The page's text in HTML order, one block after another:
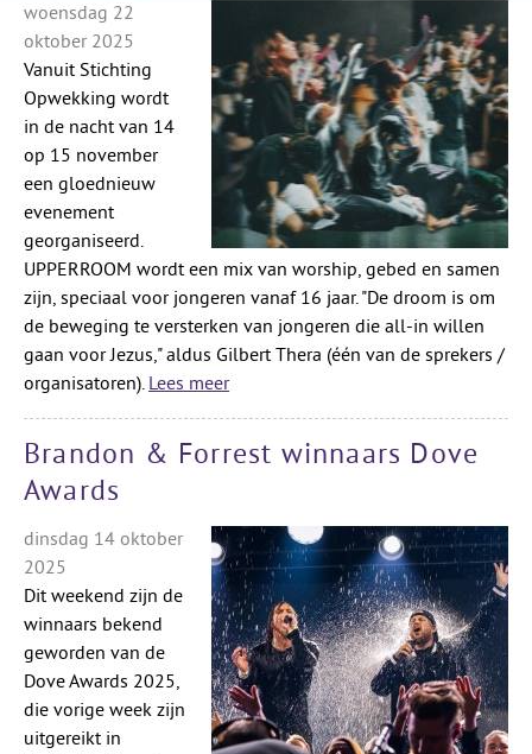
woensdag 22
oktober 2025
Vanuit Stichting
Opwekking wordt
in de nacht van 14
op 15 november
een gloednieuw
evenement
georganiseerd.
UPPERROOM wordt een mix van worship, gebed en samen
zijn, speciaal voor jongeren vanaf 16 jaar. "De droom is om
de beweging te versterken van jongeren die all-in willen
gaan voor Jezus," aldus Gilbert Thera (één van de sprekers /
organisatoren). Lees meer
Brandon & Forrest winnaars Dove
Awards
dinsdag 14 oktober
2025
Dit weekend zijn de
winnaars bekend
geworden van de
Dove Awards 2025,
die vorige week zijn
uitgereikt in